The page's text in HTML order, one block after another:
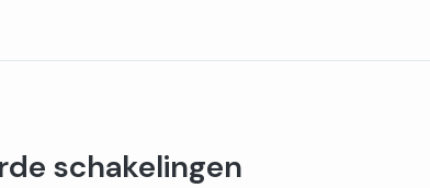
schakelingen